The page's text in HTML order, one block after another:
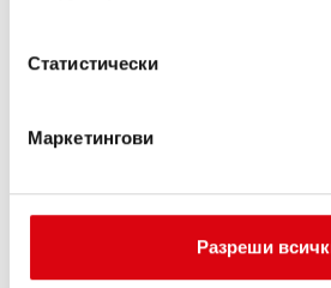
Статистически
Маркетингови
Разреши
Най-добрите и мощни
изискванията на водещи
Качество на оригинал за
Купете този акумулатор: